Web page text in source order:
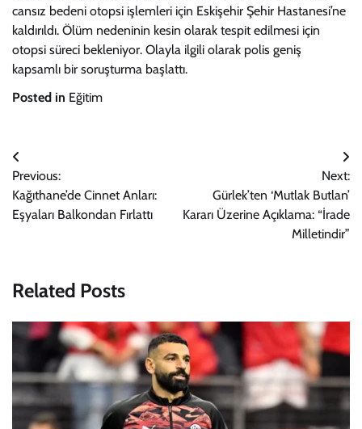
cansız bedeni otopsi işlemleri için Eskişehir Şehir Hastanesi’ne
kaldırıldı. Ölüm nedeninin kesin olarak tespit edilmesi için
otopsi süreci bekleniyor. Olayla ilgili olarak polis geniş
kapsamlı bir soruşturma başlattı.
Posted in Eğitim
Yazı
gezinmesi
Previous:
Kağıthane’de Cinnet Anları:
Eşyaları Balkondan Fırlattı
Next:
Gürlek’ten ‘Mutlak Butlan’
Kararı Üzerine Açıklama: “İrade
Milletindir”
Related Posts